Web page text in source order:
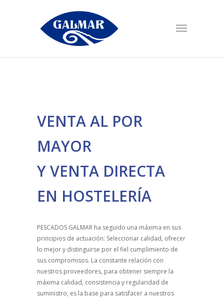
VENTA AL POR
MAYOR
Y VENTA DIRECTA
EN HOSTELERÍA
PESCADOS GALMAR ha seguido una máxima en sus
principios de actuación: Seleccionar calidad, ofrecer
lo mejor y distinguirse por el fiel cumplimiento de
sus compromisos. La constante relación con
nuestros proveedores, para obtener siempre la
máxima calidad, consistencia y regularidad de
suministro, es la base para satisfacer a nuestros